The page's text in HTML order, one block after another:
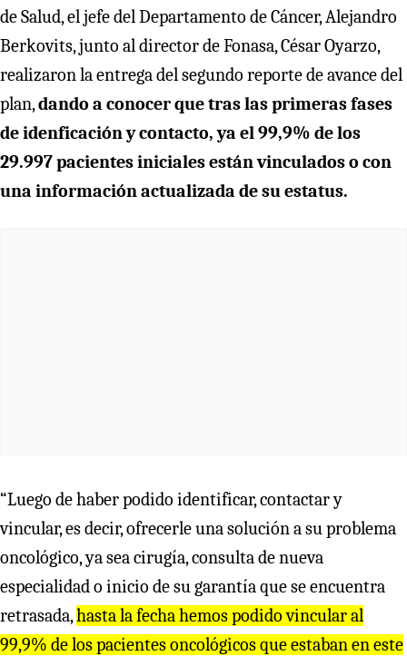
de Salud, el jefe del Departamento de Cáncer, Alejandro
Berkovits, junto al director de Fonasa, César Oyarzo,
realizaron la entrega del segundo reporte de avance del
plan,dando a conocer que tras las primeras fases
de idenficación y contacto, ya el 99,9% de los
29.997 pacientes iniciales están vinculados o con
una información actualizada de su estatus.
“Luego de haber podido identificar, contactar y
vincular, es decir, ofrecerle una solución a su problema
oncológico, ya sea cirugía, consulta de nueva
especialidad o inicio de su garantía que se encuentra
retrasada,hasta la fecha hemos podido vincular al
99,9% de los pacientes oncológicos que estaban en este